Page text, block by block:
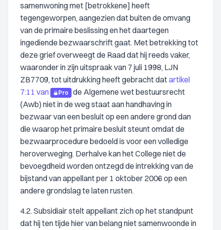
samenwoning met [betrokkene] heeft
tegengeworpen, aangezien dat buiten de omvang
van de primaire beslissing en het daartegen
ingediende bezwaarschrift gaat. Met betrekking tot
deze grief overweegt de Raad dat hij reeds vaker,
waaronder in zijn uitspraak van 7 juli 1998, LJN
ZB7709, tot uitdrukking heeft gebracht datartikel
7:11 van
Pro
de Algemene wet bestuursrecht
(Awb) niet in de weg staat aan handhaving in
bezwaar van een besluit op een andere grond dan
die waarop het primaire besluit steunt omdat de
bezwaarprocedure bedoeld is voor een volledige
heroverweging. Derhalve kan het College niet de
bevoegdheid worden ontzegd de intrekking van de
bijstand van appellant per 1 oktober 2006 op een
andere grondslag te laten rusten.
4.2. Subsidiair stelt appellant zich op het standpunt
dat hij ten tijde hier van belang niet samenwoonde in